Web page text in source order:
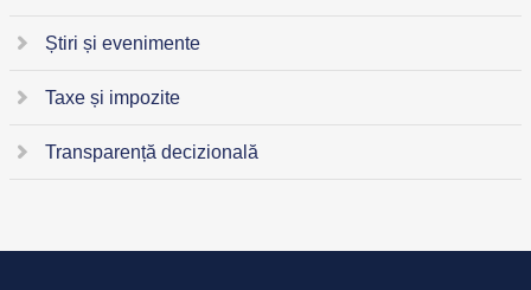
Știri și evenimente
Taxe și impozite
Transparență decizională